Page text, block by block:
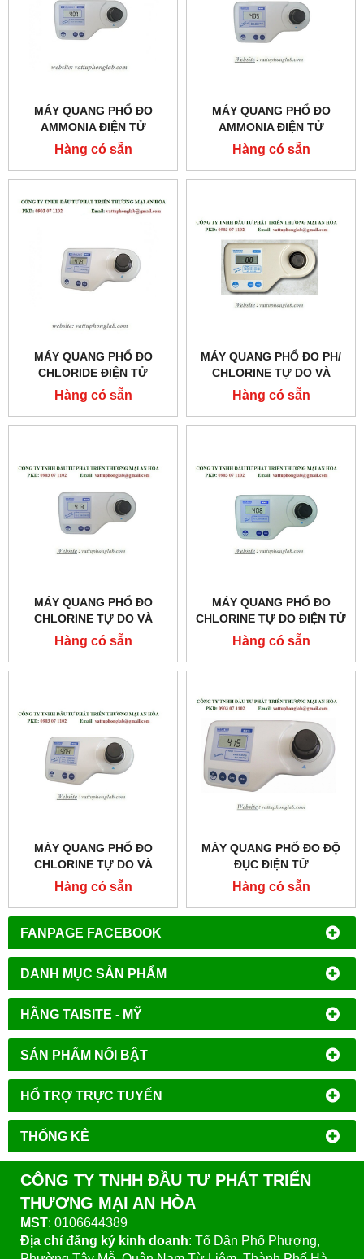
FANPAGE FACEBOOK
DANH MỤC SẢN PHẨM
HÃNG TAISITE - MỸ
SẢN PHẨM NỔI BẬT
HỔ TRỢ TRỰC TUYẾN
THỐNG KÊ
MÁY QUANG PHỔ ĐO
AMMONIA ĐIỆN TỬ
(KHOẢNG ĐO THẤP)
MODEL: MI407
Hàng có sẵn
MÁY QUANG PHỔ ĐO
AMMONIA ĐIỆN TỬ
(KHOẢNG ĐO TRUNG
BÌNH) MODEL:MI405
Hàng có sẵn
MÁY QUANG PHỔ ĐO
CHLORIDE ĐIỆN TỬ
MODEL: MI414
Hàng có sẵn
MÁY QUANG PHỔ ĐO PH/
CHLORINE TỰ DO VÀ
CHLORINE TỔNG ĐIỆN TỬ
MODEL:MI411
Hàng có sẵn
MÁY QUANG PHỔ ĐO
CHLORINE TỰ DO VÀ
CHLORINE TỔNG ĐIỆN TỬ
(KHOẢNG ĐO CAO)
MODEL:MI413
Hàng có sẵn
MÁY QUANG PHỔ ĐO
CHLORINE TỰ DO ĐIỆN TỬ
MODEL:MI406
Hàng có sẵn
MÁY QUANG PHỔ ĐO
CHLORINE TỰ DO VÀ
CHLORINE TỔNG ĐIỆN TỬ
MODEL:MI404
Hàng có sẵn
MÁY QUANG PHỔ ĐO ĐỘ
ĐỤC ĐIỆN TỬ
MODEL:MI415
Hàng có sẵn
CÔNG TY TNHH ĐẦU TƯ PHÁT TRIỂN
THƯƠNG MẠI AN HÒA
MST: 0106644389
Địa chỉ đăng ký kinh doanh: Tổ Dân Phố Phượng,